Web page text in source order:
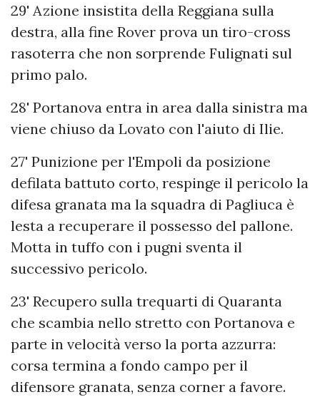
29' Azione insistita della Reggiana sulla
destra, alla fine Rover prova un tiro-cross
rasoterra che non sorprende Fulignati sul
primo palo.
28' Portanova entra in area dalla sinistra ma
viene chiuso da Lovato con l'aiuto di Ilie.
27' Punizione per l'Empoli da posizione
defilata battuto corto, respinge il pericolo la
difesa granata ma la squadra di Pagliuca è
lesta a recuperare il possesso del pallone.
Motta in tuffo con i pugni sventa il
successivo pericolo.
23' Recupero sulla trequarti di Quaranta
che scambia nello stretto con Portanova e
parte in velocità verso la porta azzurra:
corsa termina a fondo campo per il
difensore granata, senza corner a favore.